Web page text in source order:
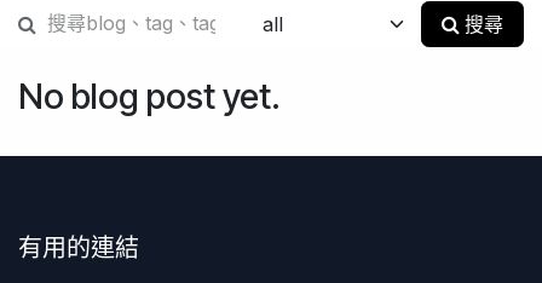
搜尋
No blog post yet.
有用的連結